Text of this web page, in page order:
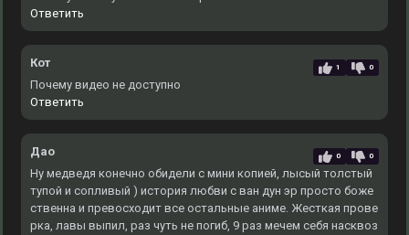
Ответить
Кот 1 0
Почему видео не доступно
Ответить
Дао 0 0
Ну медведя конечно обидели с мини копией, лысый толстый
тупой и сопливый ) история любви с ван дун эр просто боже
ственна и превосходит все остальные аниме. Жесткая прове
рка, лавы выпил, раз чуть не погиб, 9 раз мечем себя насквоз